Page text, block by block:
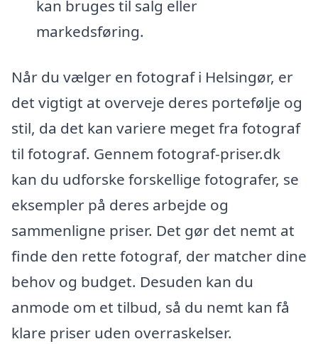
kan bruges til salg eller
markedsføring.
Når du vælger en fotograf i Helsingør, er
det vigtigt at overveje deres portefølje og
stil, da det kan variere meget fra fotograf
til fotograf. Gennem fotograf-priser.dk
kan du udforske forskellige fotografer, se
eksempler på deres arbejde og
sammenligne priser. Det gør det nemt at
finde den rette fotograf, der matcher dine
behov og budget. Desuden kan du
anmode om et tilbud, så du nemt kan få
klare priser uden overraskelser.